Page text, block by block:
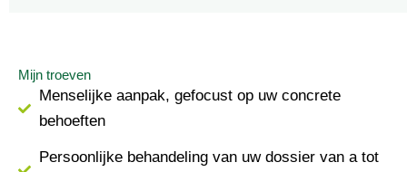
Mijn troeven
Menselijke aanpak, gefocust op uw concrete
behoeften
Persoonlijke behandeling van uw dossier van a tot